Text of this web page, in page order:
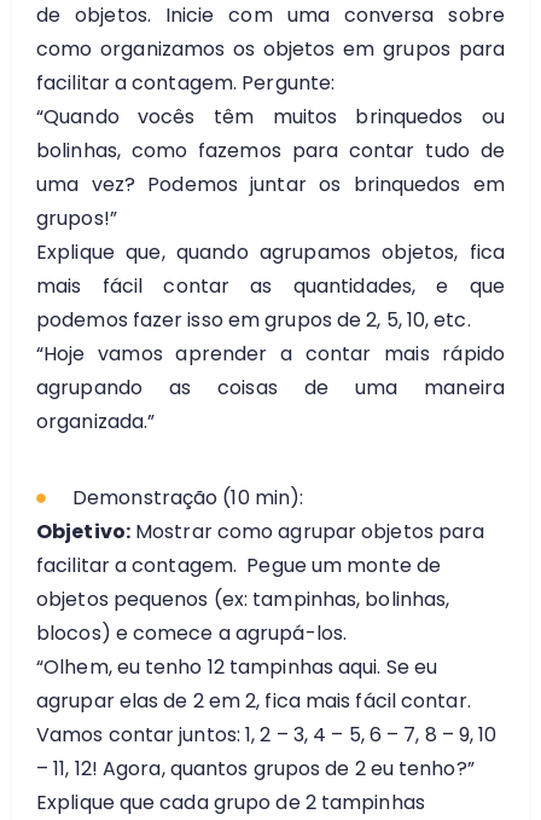
de objetos. Inicie com uma conversa sobre
como organizamos os objetos em grupos para
facilitar a contagem. Pergunte:
“Quando vocês têm muitos brinquedos ou
bolinhas, como fazemos para contar tudo de
uma vez? Podemos juntar os brinquedos em
grupos!”
Explique que, quando agrupamos objetos, fica
mais fácil contar as quantidades, e que
podemos fazer isso em grupos de 2, 5, 10, etc.
“Hoje vamos aprender a contar mais rápido
agrupando as coisas de uma maneira
organizada.”
Demonstração (10 min):
Objetivo:Mostrar como agrupar objetos para
facilitar a contagem. Pegue um monte de
objetos pequenos (ex: tampinhas, bolinhas,
blocos) e comece a agrupá-los.
“Olhem, eu tenho 12 tampinhas aqui. Se eu
agrupar elas de 2 em 2, fica mais fácil contar.
Vamos contar juntos: 1, 2 – 3, 4 – 5, 6 – 7, 8 – 9, 10
– 11, 12! Agora, quantos grupos de 2 eu tenho?”
Explique que cada grupo de 2 tampinhas